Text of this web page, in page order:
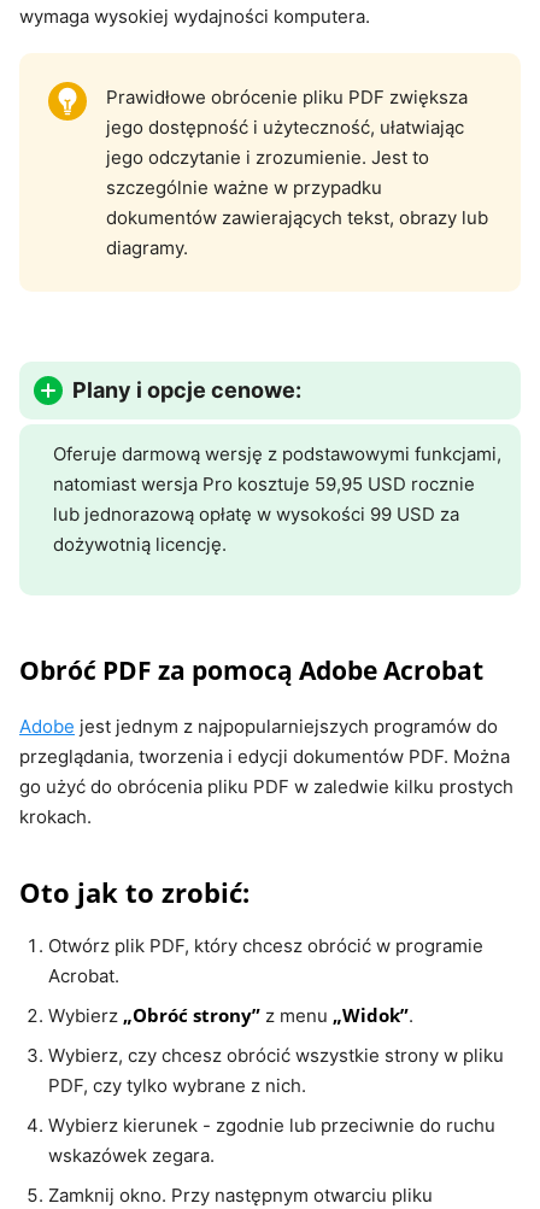
wymaga wysokiej wydajności komputera.
Prawidłowe obrócenie pliku PDF zwiększa
jego dostępność i użyteczność, ułatwiając
jego odczytanie i zrozumienie. Jest to
szczególnie ważne w przypadku
dokumentów zawierających tekst, obrazy lub
diagramy.
Plany i opcje cenowe:
Oferuje darmową wersję z podstawowymi funkcjami,
natomiast wersja Pro kosztuje 59,95 USD rocznie
lub jednorazową opłatę w wysokości 99 USD za
dożywotnią licencję.
Obróć PDF za pomocą Adobe Acrobat
Adobe jest jednym z najpopularniejszych programów do
przeglądania, tworzenia i edycji dokumentów PDF. Można
go użyć do obrócenia pliku PDF w zaledwie kilku prostych
krokach.
Oto jak to zrobić:
Otwórz plik PDF, który chcesz obrócić w programie
Acrobat.
Wybierz „Obróć strony” z menu „Widok”.
Wybierz, czy chcesz obrócić wszystkie strony w pliku
PDF, czy tylko wybrane z nich.
Wybierz kierunek - zgodnie lub przeciwnie do ruchu
wskazówek zegara.
Zamknij okno. Przy następnym otwarciu pliku